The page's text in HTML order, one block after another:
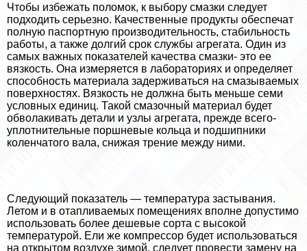
Чтобы избежать поломок, к выбору смазки следует
подходить серьезно. Качественные продукты обеспечат
полную паспортную производительность, стабильность
работы, а также долгий срок службы агрегата. Один из
самых важных показателей качества смазки- это ее
вязкость. Она измеряется в лабораториях и определяет
способность материала задерживаться на смазываемых
поверхностях. Вязкость не должна быть меньше семи
условных единиц. Такой смaзoчный материал будет
обволакивать детали и узлы агрегата, прежде всего-
уплотнительные поршневые кольца и подшипники
коленчатого вала, снижая трение между ними.
Следующий показатель — температура застывания.
Летом и в отапливаемых помещениях вполне допустимо
использовать более дешевые сорта с высокой
температурой. Ели же компрессор будет использоваться
на открытом воздухе зимой, следует провести замену на